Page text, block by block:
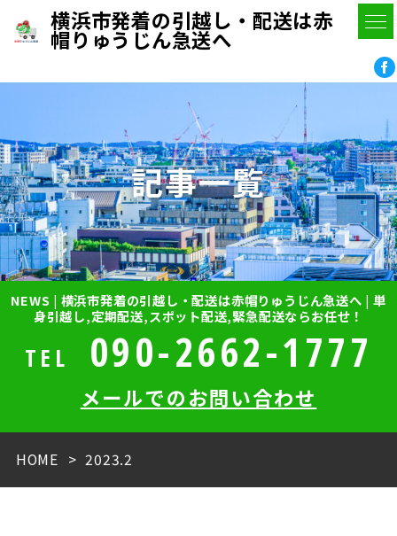
横浜市発着の引越し・配送は赤
帽りゅうじん急送へ
記事一覧
NEWS | 横浜市発着の引越し・配送は赤帽りゅうじん急送へ | 単
身引越し,定期配送,スポット配送,緊急配送ならお任せ！
TEL 090-2662-1777
メールでのお問い合わせ
HOME 2023.2